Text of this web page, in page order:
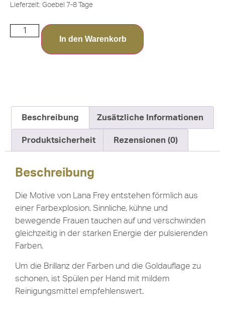
Lieferzeit: Goebel 7-8 Tage
In den Warenkorb
Beschreibung Zusätzliche Informationen
Produktsicherheit Rezensionen (0)
Beschreibung
Die Motive von Lana Frey entstehen förmlich aus
einer Farbexplosion. Sinnliche, kühne und
bewegende Frauen tauchen auf und verschwinden
gleichzeitig in der starken Energie der pulsierenden
Farben.
Um die Brillanz der Farben und die Goldauflage zu
schonen, ist Spülen per Hand mit mildem
Reinigungsmittel empfehlenswert.